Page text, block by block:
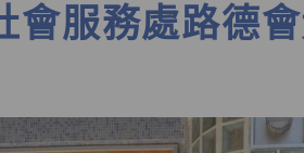
會服務處路德